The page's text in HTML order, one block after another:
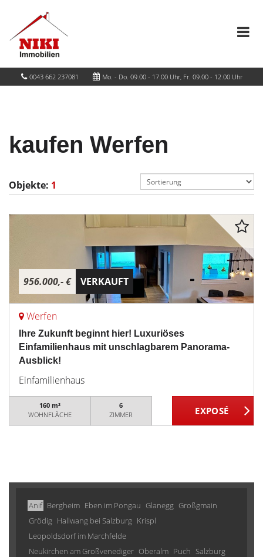
0043 662 237081 Mo. - Do. 09.00 - 17.00 Uhr, Fr. 09.00 - 12.00 Uhr
kaufen Werfen
Objekte: 1
956.000,- € VERKAUFT
Werfen
Ihre Zukunft beginnt hier! Luxuriöses
Einfamilienhaus mit unschlagbarem Panorama-
Ausblick!
Einfamilienhaus
160 m²
WOHNFLÄCHE
6
ZIMMER
Anif Bergheim Eben im Pongau Glanegg Großgmain
Grödig Hallwang bei Salzburg Krispl
Leopoldsdorf im Marchfelde
Neukirchen am Großvenediger Oberalm Puch Salzburg